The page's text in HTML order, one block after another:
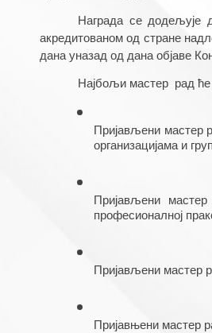
Награда се додељује
акредитованом од стране
дана уназад од дана објаве
Најбољи мастер  рад
Пријављени мастер
организацијама и
Пријављени
професионалној
Пријављени мастер
Пријавњени мастер